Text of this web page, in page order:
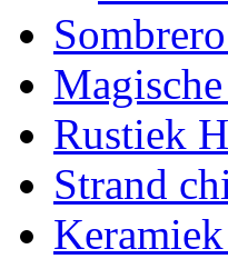
Magische
Rustiek
Strand